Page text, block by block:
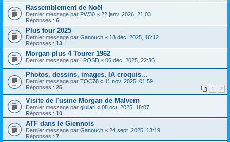
Rassemblement de Noël
Dernier message par PW30 « 22 janv. 2026, 21:03
Réponses : 6
Plus four 2025
Dernier message par Ganouch « 18 déc. 2025, 16:12
Réponses : 13
Morgan plus 4 Tourer 1962
Dernier message par LPQSD « 06 déc. 2025, 22:36
Photos, dessins, images, IA croquis...
Dernier message par TOC78 « 11 nov. 2025, 01:59
Réponses : 25 1 2
Visite de l'usine Morgan de Malvern
Dernier message par giuliari « 08 oct. 2025, 18:07
Réponses : 10
ATF dans le Giennois
Dernier message par Ganouch « 24 sept. 2025, 13:19
Réponses : 7